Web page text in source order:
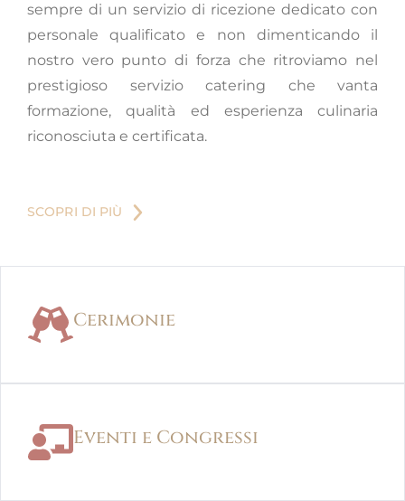
sempre di un servizio di ricezione dedicato con
personale qualificato e non dimenticando il
nostro vero punto di forza che ritroviamo nel
prestigioso servizio catering che vanta
formazione, qualità ed esperienza culinaria
riconosciuta e certificata.
SCOPRI DI PIÙ
Cerimonie
Eventi e Congressi